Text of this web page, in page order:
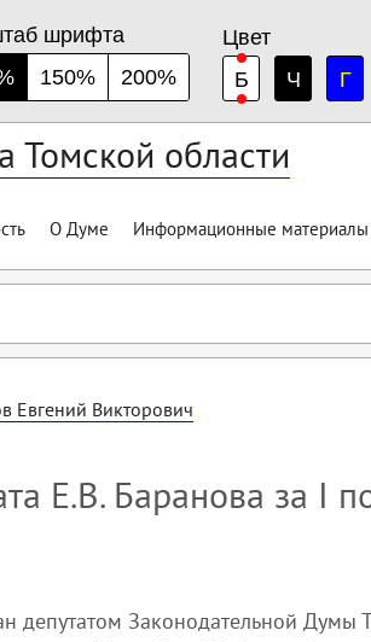
шрифта
150% 200%
Цвет
Б
Ч Г
Томской области
О Думе Информационные материалы
Евгений Викторович
Е.В. Баранова за I
депутатом Законодательной Думы